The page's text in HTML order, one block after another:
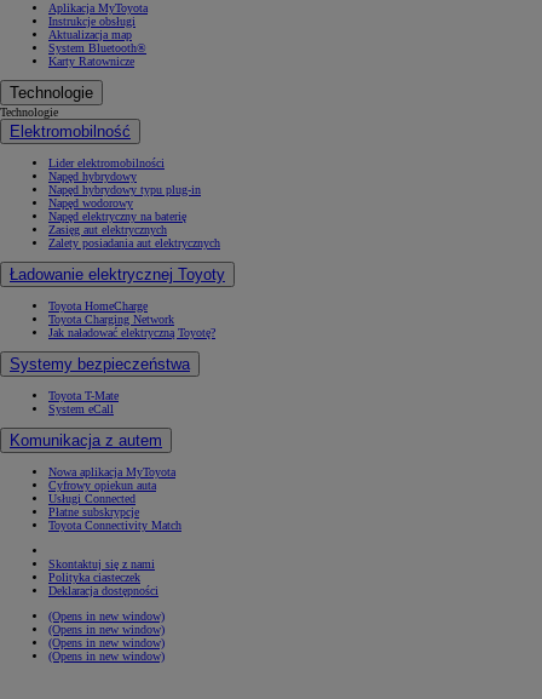
Aplikacja MyToyota
Instrukcje obsługi
Aktualizacja map
System Bluetooth®
Karty Ratownicze
Technologie
Technologie
Elektromobilność
Lider elektromobilności
Napęd hybrydowy
Napęd hybrydowy typu plug-in
Napęd wodorowy
Napęd elektryczny na baterię
Zasięg aut elektrycznych
Zalety posiadania aut elektrycznych
Ładowanie elektrycznej Toyoty
Toyota HomeCharge
Toyota Charging Network
Jak naładować elektryczną Toyotę?
Systemy bezpieczeństwa
Toyota T-Mate
System eCall
Komunikacja z autem
Nowa aplikacja MyToyota
Cyfrowy opiekun auta
Usługi Connected
Płatne subskrypcje
Toyota Connectivity Match
Skontaktuj się z nami
Polityka ciasteczek
Deklaracja dostępności
(Opens in new window)
(Opens in new window)
(Opens in new window)
(Opens in new window)